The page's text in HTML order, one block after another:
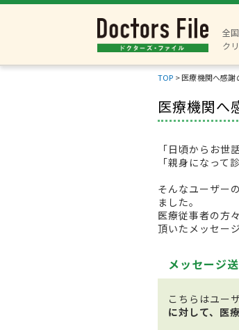
全
ク
TOP >医療機関へ感謝
医療機関へ
「日頃からお世
「親身になって
そんなユーザー
ました。
医療従事者の方
頂いたメッセー
メッセージ
こちらはユー
に対して、医